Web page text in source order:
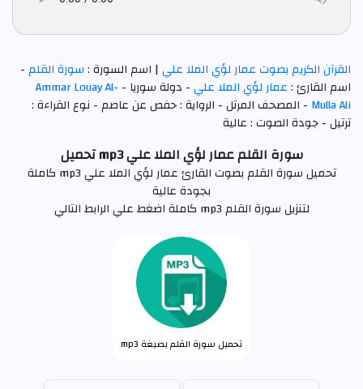
القرآن الكريم بصوت عمار لؤي الملا علي| اسم السورة :سورة القلم-
اسم القارئ :عمار لؤي الملا علي- دولة سوريا - Ammar Louay Al-
Mulla Ali - المصحف المرتل - الرواية : حفص عن عاصم - نوع القراءة :
ترتيل - جودة الصوت : عالية
سورة القلم عمار لؤي الملا علي mp3 تحميل
تحميل سورة القلم بصوت القارئ عمار لؤي الملا علي mp3 كاملة
بجودة عالية
لتنزيل سورة القلم mp3 كاملة اضغط علي الرابط التالي
تحميل سورة القلم بصيغة mp3